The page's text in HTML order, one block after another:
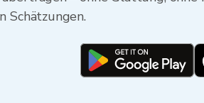
Schätzungen.